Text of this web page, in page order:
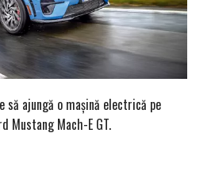
să ajungă o mașină electrică pe
Mustang Mach-E GT.